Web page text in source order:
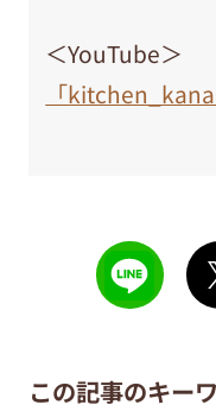
＜YouTube＞
「
この記事のキー